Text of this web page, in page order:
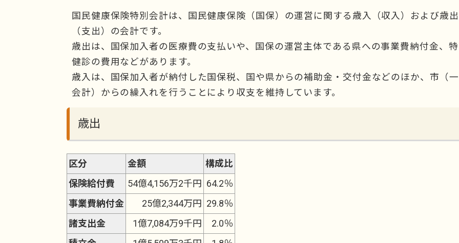
国民健康保険特別会計は、国民健康保険（国保）の運営に関する歳入（収入）および歳出
（支出）の会計です。
歳出は、国保加入者の医療費の支払いや、国保の運営主体である県への事業費納付金、
健診の費用などがあります。
歳入は、国保加入者が納付した国保税、国や県からの補助金・交付金などのほか、市（
会計）からの繰入れを行うことにより収支を維持しています。
歳出
区分 金額
構成比
保険給付費
54億4,156万2千円 64.2％
事業費納付金
25億2,344万円 29.8％
諸支出金
1億7,084万9千円
2.0％